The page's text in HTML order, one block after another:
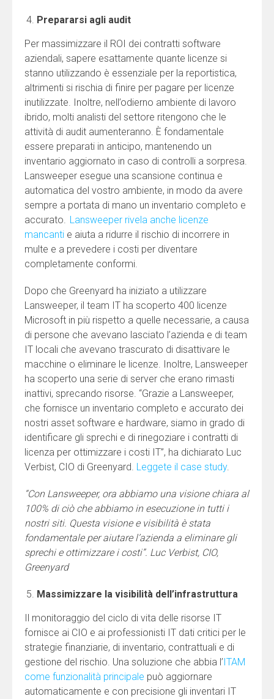
Prepararsi agli audit
Per massimizzare il ROI dei contratti software
aziendali, sapere esattamente quante licenze si
stanno utilizzando è essenziale per la reportistica,
altrimenti si rischia di finire per pagare per licenze
inutilizzate. Inoltre, nell’odierno ambiente di lavoro
ibrido, molti analisti del settore ritengono che le
attività di audit aumenteranno. È fondamentale
essere preparati in anticipo, mantenendo un
inventario aggiornato in caso di controlli a sorpresa.
Lansweeper esegue una scansione continua e
automatica del vostro ambiente, in modo da avere
sempre a portata di mano un inventario completo e
accurato. Lansweeper rivela anche licenze
mancanti e aiuta a ridurre il rischio di incorrere in
multe e a prevedere i costi per diventare
completamente conformi.
Dopo che Greenyard ha iniziato a utilizzare
Lansweeper, il team IT ha scoperto 400 licenze
Microsoft in più rispetto a quelle necessarie, a causa
di persone che avevano lasciato l’azienda e di team
IT locali che avevano trascurato di disattivare le
macchine o eliminare le licenze. Inoltre, Lansweeper
ha scoperto una serie di server che erano rimasti
inattivi, sprecando risorse. “Grazie a Lansweeper,
che fornisce un inventario completo e accurato dei
nostri asset software e hardware, siamo in grado di
identificare gli sprechi e di rinegoziare i contratti di
licenza per ottimizzare i costi IT”, ha dichiarato Luc
Verbist, CIO di Greenyard. Leggete il case study.
“Con Lansweeper, ora abbiamo una visione chiara al
100% di ciò che abbiamo in esecuzione in tutti i
nostri siti. Questa visione e visibilità è stata
fondamentale per aiutare l’azienda a eliminare gli
sprechi e ottimizzare i costi”. Luc Verbist, CIO,
Greenyard
Massimizzare la visibilità dell’infrastruttura
Il monitoraggio del ciclo di vita delle risorse IT
fornisce ai CIO e ai professionisti IT dati critici per le
strategie finanziarie, di inventario, contrattuali e di
gestione del rischio. Una soluzione che abbia l’ITAM
come funzionalità principale può aggiornare
automaticamente e con precisione gli inventari IT